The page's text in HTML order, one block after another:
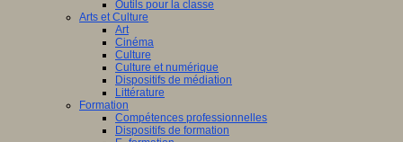
Outils pour la classe
Arts et Culture
Art
Cinéma
Culture
Culture et numérique
Dispositifs de médiation
Littérature
Formation
Compétences professionnelles
Dispositifs de formation